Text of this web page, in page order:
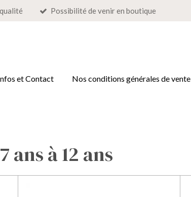
Possibilité de venir en boutique
et Contact Nos conditions générales de vente
à 12 ans